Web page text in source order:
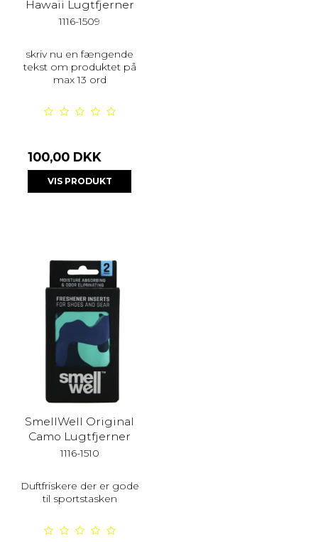
Hawaii Lugtfjerner
1116-1509
skriv nu en fængende
tekst om produktet på
max 13 ord
100,00 DKK
VIS PRODUKT
SmellWell Original
Camo Lugtfjerner
1116-1510
Duftfriskere der er gode
til sportstasken